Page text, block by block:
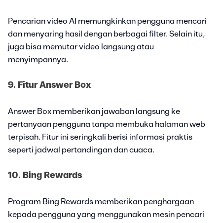
Pencarian video AI memungkinkan pengguna mencari
dan menyaring hasil dengan berbagai filter. Selain itu,
juga bisa memutar video langsung atau
menyimpannya.
9. Fitur Answer Box
Answer Box memberikan jawaban langsung ke
pertanyaan pengguna tanpa membuka halaman web
terpisah. Fitur ini seringkali berisi informasi praktis
seperti jadwal pertandingan dan cuaca.
10. Bing Rewards
Program Bing Rewards memberikan penghargaan
kepada pengguna yang menggunakan mesin pencari